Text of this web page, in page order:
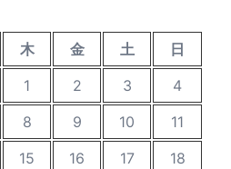
木 金 土
日
1
2 3
4
8 9 10
11
15 16 17
18